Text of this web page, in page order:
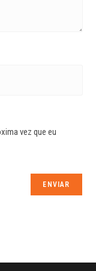
vez que eu